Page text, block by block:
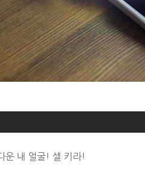
운 내 얼굴! 셀 키라!